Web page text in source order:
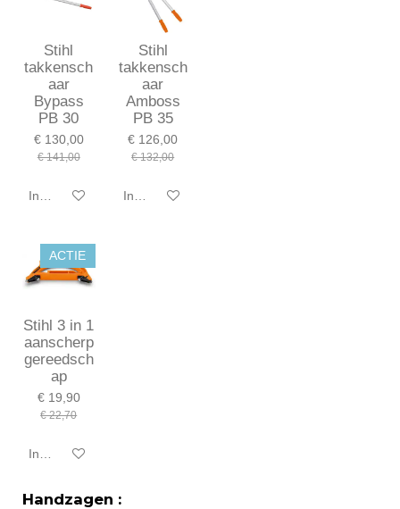
Stihl
takkensch
aar
Bypass
PB 30
€ 130,00
€ 141,00
In winkelwagen
Stihl
takkensch
aar
Amboss
PB 35
€ 126,00
€ 132,00
In winkelwagen
ACTIE
Stihl 3 in 1
aanscherp
gereedsch
ap
€ 19,90
€ 22,70
In winkelwagen
Handzagen :